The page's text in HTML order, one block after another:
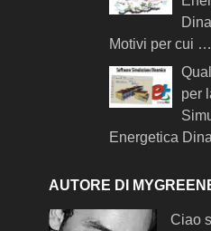
Motivi per cui …
per
Energetica
AUTORE DI
Ciao